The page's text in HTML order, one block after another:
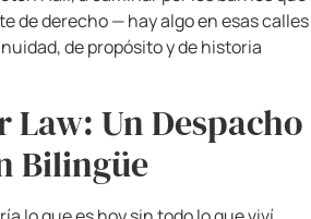
de los más importantes de mi
estuvo ahí. Lo recuerdo
mezcla de orgullo y curiosidad
cuando ven a sus madres
más. Ese día no me gradué
juntos, en cierta manera.